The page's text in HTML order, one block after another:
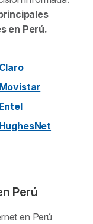
en Perú.
Claro
Movistar
Entel
HughesNet
Perú
en Perú